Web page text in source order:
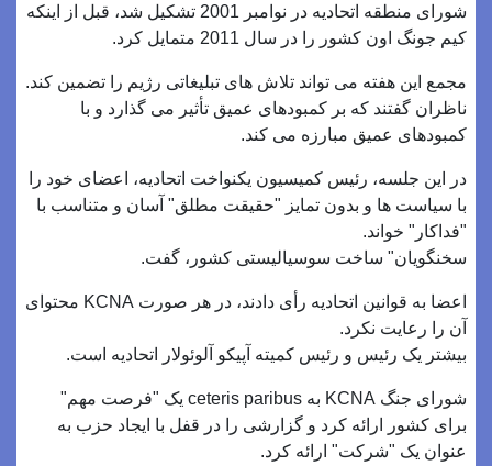
شورای منطقه اتحادیه در نوامبر 2001 تشکیل شد، قبل از اینکه
کیم جونگ اون کشور را در سال 2011 متمایل کرد.
مجمع این هفته می تواند تلاش های تبلیغاتی رژیم را تضمین کند.
ناظران گفتند که بر کمبودهای عمیق تأثیر می گذارد و با
کمبودهای عمیق مبارزه می کند.
در این جلسه، رئیس کمیسیون یکنواخت اتحادیه، اعضای خود را
با سیاست ها و بدون تمایز "حقیقت مطلق" آسان و متناسب با
"فداکار" خواند.
سخنگویان" ساخت سوسیالیستی کشور، گفت.
اعضا به قوانین اتحادیه رأی دادند، در هر صورت KCNA محتوای
آن را رعایت نکرد.
بیشتر یک رئیس و رئیس کمیته آپیکو آلوئولار اتحادیه است.
شورای جنگ KCNA به ceteris paribus یک "فرصت مهم"
برای کشور ارائه کرد و گزارشی را در قفل با ایجاد حزب به
عنوان یک "شرکت" ارائه کرد.